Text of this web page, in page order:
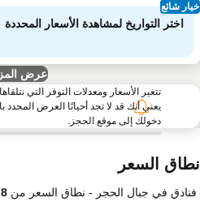
شائع
اختر التواريخ لمشاهدة الأسعار المحددة
عرض
تتغير الأسعار ومعدلات التوفر التي
دخولك إلى موقع الحجز.
السعر
في جبال الحجر - نطاق السعرمن